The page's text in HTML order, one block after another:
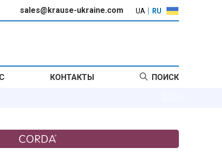
sales@krause-ukraine.com UA RU
КОНТАКТЫ ПОИСК